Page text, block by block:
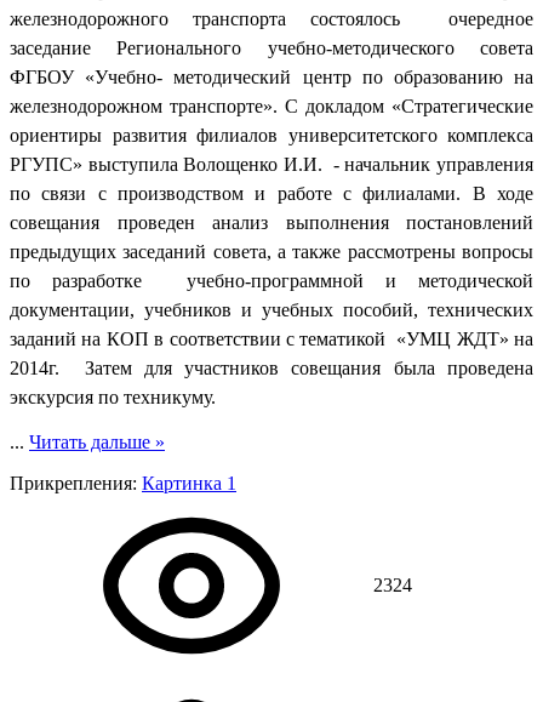
железнодорожного транспорта состоялось очередное
заседание Регионального учебно-методического совета
ФГБОУ «Учебно- методический центр по образованию на
железнодорожном транспорте». С докладом «Стратегические
ориентиры развития филиалов университетского комплекса
РГУПС» выступила Волощенко И.И. - начальник управления
по связи с производством и работе с филиалами. В ходе
совещания проведен анализ выполнения постановлений
предыдущих заседаний совета, а также рассмотрены вопросы
по разработке учебно-программной и методической
документации, учебников и учебных пособий, технических
заданий на КОП в соответствии с тематикой «УМЦ ЖДТ» на
2014г. Затем для участников совещания была проведена
экскурсия по техникуму.
... Читать дальше »
Прикрепления: Картинка 1
2324